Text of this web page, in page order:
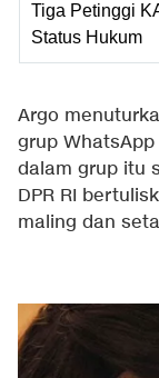
Tiga Petinggi
Status Hukum
Argo
grup
dalam grup itu
DPR RI
maling dan